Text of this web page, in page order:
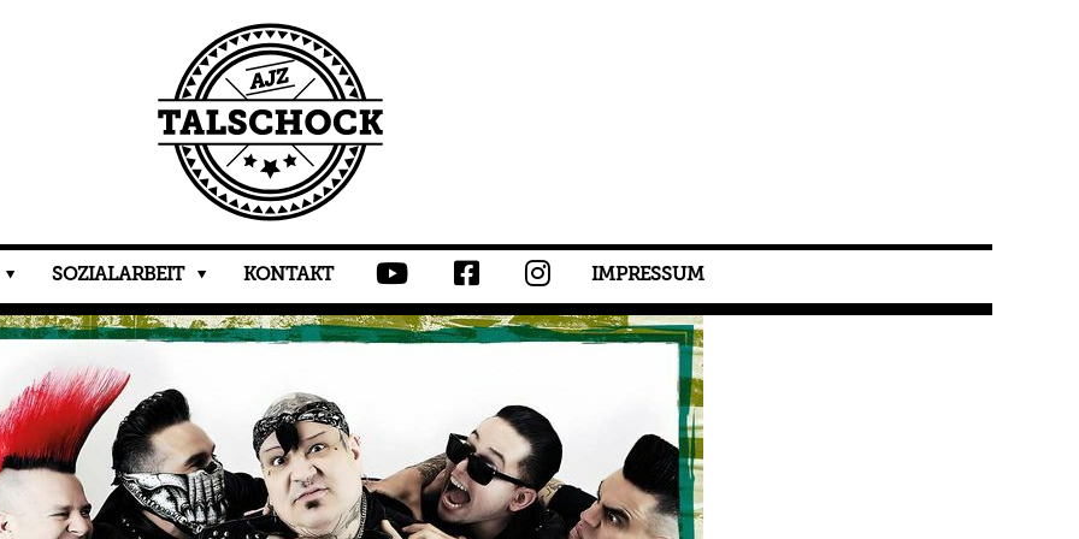
SOZIALARBEIT KONTAKT IMPRESSUM